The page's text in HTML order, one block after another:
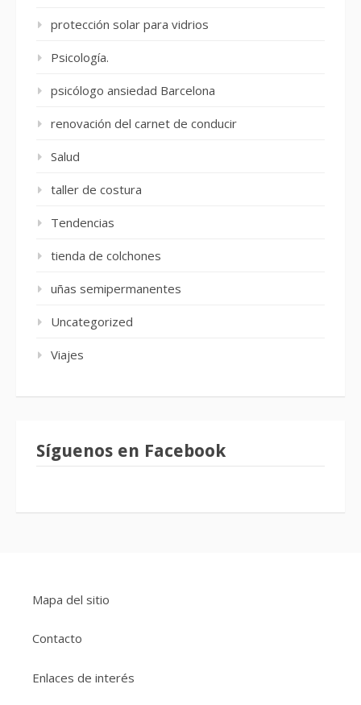
protección solar para vidrios
Psicología.
psicólogo ansiedad Barcelona
renovación del carnet de conducir
Salud
taller de costura
Tendencias
tienda de colchones
uñas semipermanentes
Uncategorized
Viajes
Síguenos en Facebook
Mapa del sitio
Contacto
Enlaces de interés